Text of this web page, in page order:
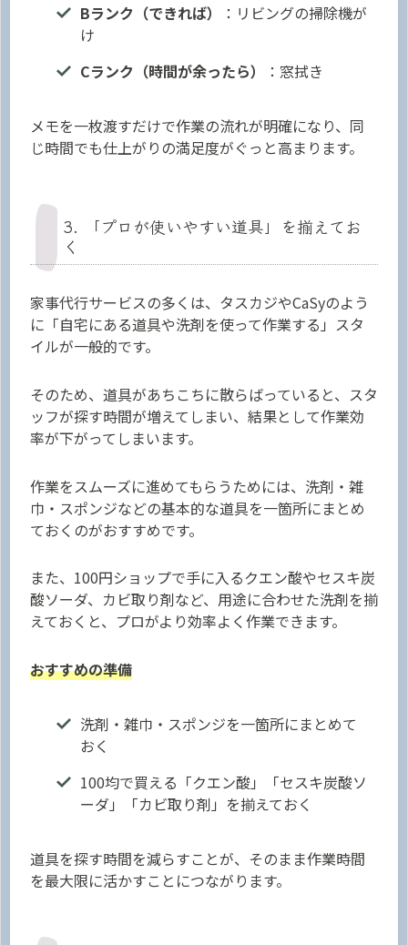
Bランク（できれば）
：リビングの掃除機が
け
Cランク（時間が余ったら）
：窓拭き
メモを一枚渡すだけで作業の流れが明確になり、同
じ時間でも仕上がりの満足度がぐっと高まります。
3. 「プロが使いやすい道具」を揃えてお
く
家事代行サービスの多くは、タスカジやCaSyのよう
に「自宅にある道具や洗剤を使って作業する」スタ
イルが一般的です。
そのため、道具があちこちに散らばっていると、スタ
ッフが探す時間が増えてしまい、結果として作業効
率が下がってしまいます。
作業をスムーズに進めてもらうためには、洗剤・雑
巾・スポンジなどの基本的な道具を一箇所にまとめ
ておくのがおすすめです。
また、100円ショップで手に入るクエン酸やセスキ炭
酸ソーダ、カビ取り剤など、用途に合わせた洗剤を揃
えておくと、プロがより効率よく作業できます。
おすすめの準備
洗剤・雑巾・スポンジを一箇所にまとめて
おく
100均で買える「クエン酸」「セスキ炭酸ソ
ーダ」「カビ取り剤」を揃えておく
道具を探す時間を減らすことが、そのまま作業時間
を最大限に活かすことにつながります。